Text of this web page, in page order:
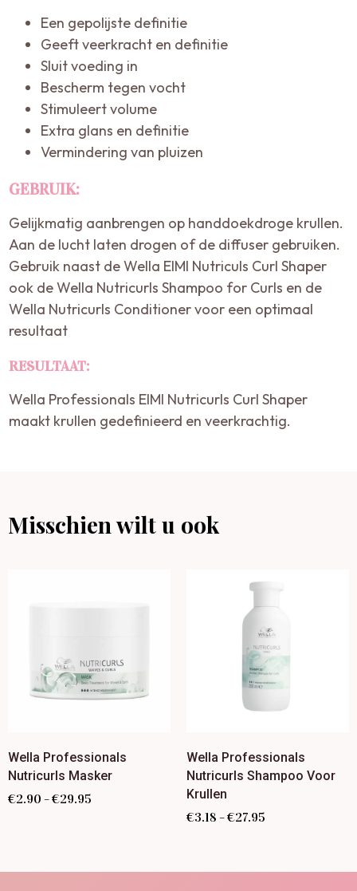
Een gepolijste definitie
Geeft veerkracht en definitie
Sluit voeding in
Bescherm tegen vocht
Stimuleert volume
Extra glans en definitie
Vermindering van pluizen
GEBRUIK:
Gelijkmatig aanbrengen op handdoekdroge krullen.
Aan de lucht laten drogen of de diffuser gebruiken.
Gebruik naast de Wella EIMI Nutriculs Curl Shaper
ook de Wella Nutricurls Shampoo for Curls en de
Wella Nutricurls Conditionervoor een optimaal
resultaat
RESULTAAT:
Wella Professionals EIMI Nutricurls Curl Shaper
maakt krullen gedefinieerd en veerkrachtig.
Misschien wilt u ook
Wella Professionals
Nutricurls Masker
€2.90 –€29.95
Wella Professionals
Nutricurls Shampoo Voor
Krullen
€3.18 –€27.95